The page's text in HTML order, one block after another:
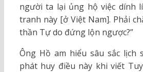
người ta lại ủng hộ việc dính
tranh này [ở Việt Nam]. Phải
thần Tự do đứng lộn ngược?”
Ông Hồ am hiểu sâu sắc lịch
phát huy điều này khi viết